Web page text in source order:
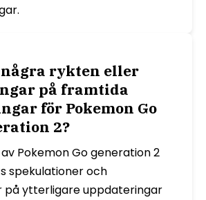
rykten eller
på framtida
för Pokemon Go
2?
Pokemon Go generation 2
spekulationer och
på ytterligare uppdateringar